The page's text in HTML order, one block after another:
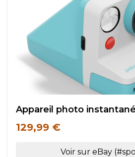
Appareil photo
129,99 €
Voir sur eBay